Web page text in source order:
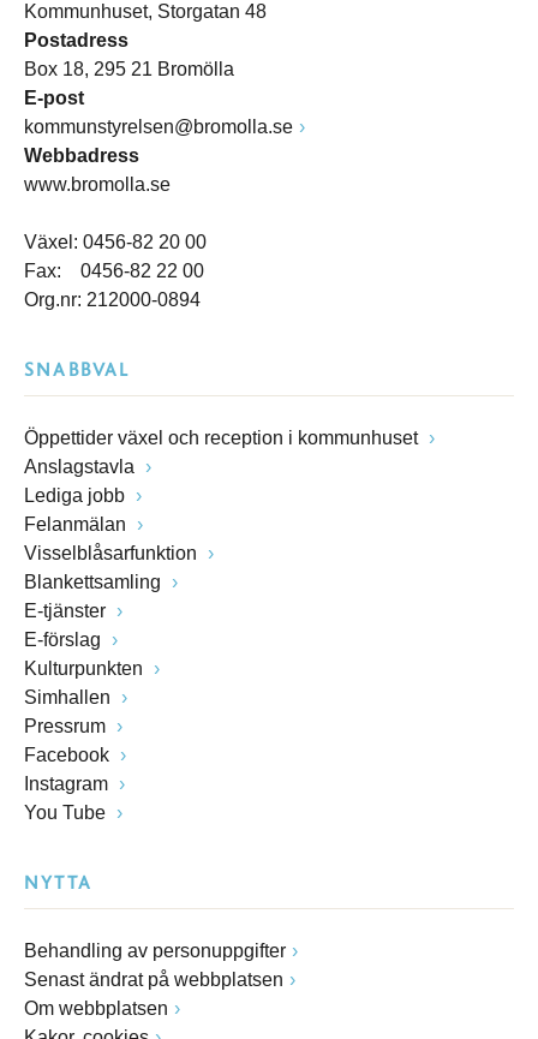
Kommunhuset, Storgatan 48
Postadress
Box 18, 295 21 Bromölla
E-post
kommunstyrelsen@bromolla.se
Webbadress
www.bromolla.se
Växel: 0456-82 20 00
Fax: 0456-82 22 00
Org.nr: 212000-0894
SNABBVAL
Öppettider växel och reception i kommunhuset
Anslagstavla
Lediga jobb
Felanmälan
Visselblåsarfunktion
Blankettsamling
E-tjänster
E-förslag
Kulturpunkten
Simhallen
Pressrum
Facebook
Instagram
You Tube
NYTTA
Behandling av personuppgifter
Senast ändrat på webbplatsen
Om webbplatsen